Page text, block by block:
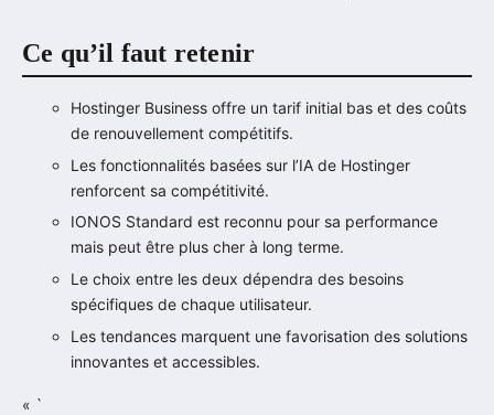
Ce qu’il faut retenir
Hostinger Business offre un tarif initial bas et des coûts
de renouvellement compétitifs.
Les fonctionnalités basées sur l’IA de Hostinger
renforcent sa compétitivité.
IONOS Standard est reconnu pour sa performance
mais peut être plus cher à long terme.
Le choix entre les deux dépendra des besoins
spécifiques de chaque utilisateur.
Les tendances marquent une favorisation des solutions
innovantes et accessibles.
« `